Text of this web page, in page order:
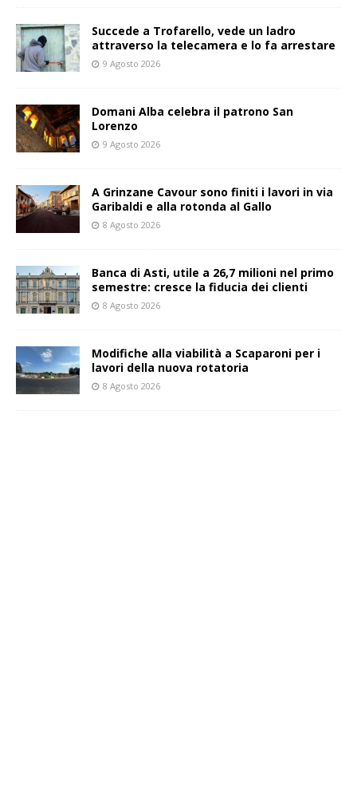
Succede a Trofarello, vede un ladro
attraverso la telecamera e lo fa arrestare
9 Agosto 2026
Domani Alba celebra il patrono San
Lorenzo
9 Agosto 2026
A Grinzane Cavour sono finiti i lavori in via
Garibaldi e alla rotonda al Gallo
8 Agosto 2026
Banca di Asti, utile a 26,7 milioni nel primo
semestre: cresce la fiducia dei clienti
8 Agosto 2026
Modifiche alla viabilità a Scaparoni per i
lavori della nuova rotatoria
8 Agosto 2026